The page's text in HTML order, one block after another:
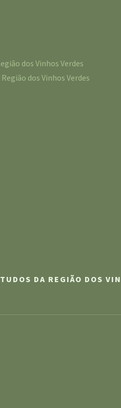
dos Vinhos Verdes
dos Vinhos Verdes
DA REGIÃO DOS